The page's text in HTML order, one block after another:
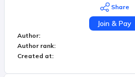
chcą mieć ze mną stały Share
Join & Pay
Author:
Author rank:
Created at: